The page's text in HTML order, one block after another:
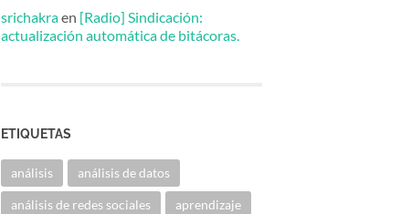
srichakraen [Radio] Sindicación:
actualización automática de bitácoras.
ETIQUETAS
análisis análisis de datos
análisis de redes sociales aprendizaje